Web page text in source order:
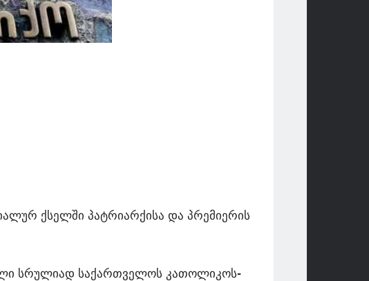
ქსელში პატრიარქისა და პრემიერის
სრულიად საქართველოს კათოლიკოს-